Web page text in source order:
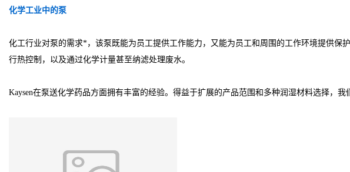
化学工业中的泵
化工行业对泵的需求*，该泵既能为员工提供工作能力，又能为员工和周围的工作环境提供
行热控制，以及通过化学计量甚至纳滤处理废水。
Kaysen在泵送化学药品方面拥有丰富的经验。得益于扩展的产品范围和多种润湿材料选择，